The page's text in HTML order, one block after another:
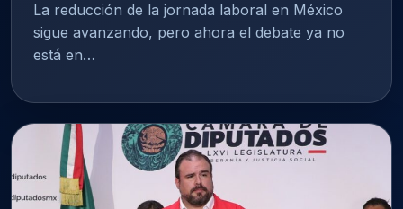
La reducción de la jornada laboral en México
sigue avanzando, pero ahora el debate ya no
está en…